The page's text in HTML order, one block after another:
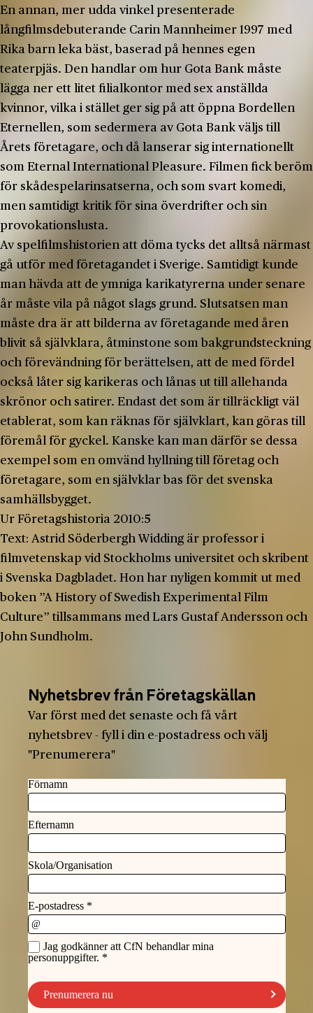
En annan, mer udda vinkel presenterade
långfilmsdebuterande Carin Mannheimer 1997 med
Rika barn leka bäst, baserad på hennes egen
teaterpjäs. Den handlar om hur Gota Bank måste
lägga ner ett litet filialkontor med sex anställda
kvinnor, vilka i stället ger sig på att öppna Bordellen
Eternellen, som sedermera av Gota Bank väljs till
Årets företagare, och då lanserar sig internationellt
som Eternal International Pleasure. Filmen fick beröm
för skådespelarinsatserna, och som svart komedi,
men samtidigt kritik för sina överdrifter och sin
provokationslusta.
Av spelfilmshistorien att döma tycks det alltså närmast
gå utför med företagandet i Sverige. Samtidigt kunde
man hävda att de ymniga karikatyrerna under senare
år måste vila på något slags grund. Slutsatsen man
måste dra är att bilderna av företagande med åren
blivit så självklara, åtminstone som bakgrundsteckning
och förevändning för berättelsen, att de med fördel
också låter sig karikeras och lånas ut till allehanda
skrönor och satirer. Endast det som är tillräckligt väl
etablerat, som kan räknas för självklart, kan göras till
föremål för gyckel. Kanske kan man därför se dessa
exempel som en omvänd hyllning till företag och
företagare, som en självklar bas för det svenska
samhällsbygget.
Ur Företagshistoria 2010:5
Text: Astrid Söderbergh Widding är professor i
filmvetenskap vid Stockholms universitet och skribent
i Svenska Dagbladet. Hon har nyligen kommit ut med
boken ”A History of Swedish Experimental Film
Culture” tillsammans med Lars Gustaf Andersson och
John Sundholm.
Nyhetsbrev från Företagskällan
Var först med det senaste och få vårt
nyhetsbrev - fyll i din e-postadress och välj
"Prenumerera"